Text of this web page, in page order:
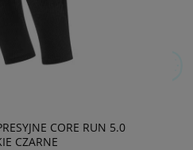
CORE RUN 5.0
CZARNE